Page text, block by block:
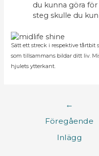
du kunna göra
steg skulle du
Sätt ett streck i respektive tårtbit
som tillsammans bildar ditt liv.
hjulets ytterkant.
←
Föregående
Inlägg